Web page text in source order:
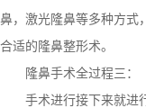
鼻，激光隆鼻等多种方式
合适的隆鼻整形术。
隆鼻手术全过程三：
手术进行接下来就进行